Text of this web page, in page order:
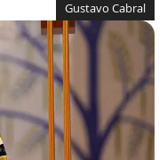
Gustavo Cabral